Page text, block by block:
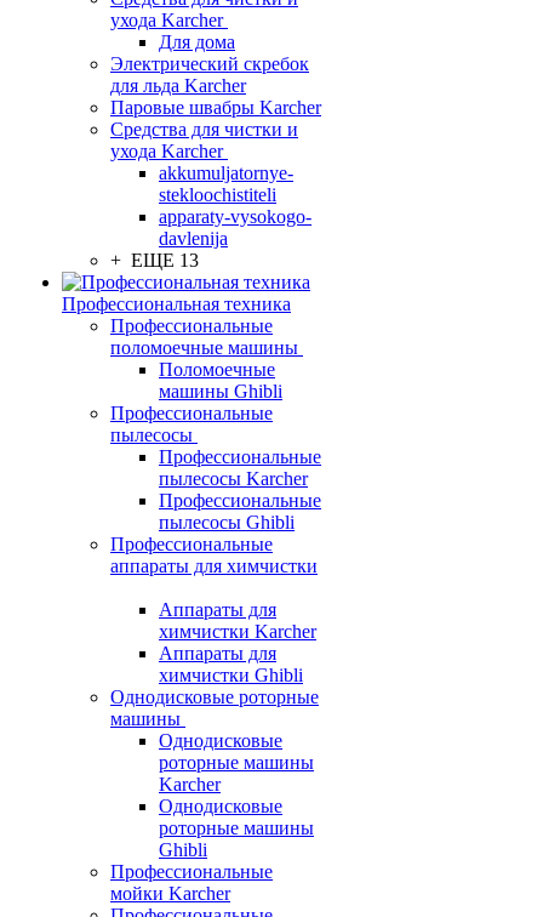
ухода Karcher
Для дома
Электрический скребок
для льда Karcher
Паровые швабры Karcher
Средства для чистки и
ухода Karcher
akkumuljatornye-
stekloochistiteli
apparaty-vysokogo-
davlenija
+ ЕЩЕ 13
Профессиональная техника
Профессиональные
поломоечные машины
Поломоечные
машины Ghibli
Профессиональные
пылесосы
Профессиональные
пылесосы Karcher
Профессиональные
пылесосы Ghibli
Профессиональные
аппараты для химчистки
Аппараты для
химчистки Karcher
Аппараты для
химчистки Ghibli
Однодисковые роторные
машины
Однодисковые
роторные машины
Karcher
Однодисковые
роторные машины
Ghibli
Профессиональные
мойки Karcher